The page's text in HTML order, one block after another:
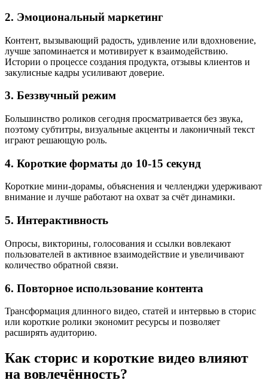
2. Эмоциональный маркетинг
Контент, вызывающий радость, удивление или вдохновение,
лучше запоминается и мотивирует к взаимодействию.
Истории о процессе создания продукта, отзывы клиентов и
закулисные кадры усиливают доверие.
3. Беззвучный режим
Большинство роликов сегодня просматривается без звука,
поэтому субтитры, визуальные акценты и лаконичный текст
играют решающую роль.
4. Короткие форматы до 10-15 секунд
Короткие мини-дорамы, объяснения и челленджи удерживают
внимание и лучше работают на охват за счёт динамики.
5. Интерактивность
Опросы, викторины, голосования и ссылки вовлекают
пользователей в активное взаимодействие и увеличивают
количество обратной связи.
6. Повторное использование контента
Трансформация длинного видео, статей и интервью в сторис
или короткие ролики экономит ресурсы и позволяет
расширять аудиторию.
Как сторис и короткие видео влияют
на вовлечённость?